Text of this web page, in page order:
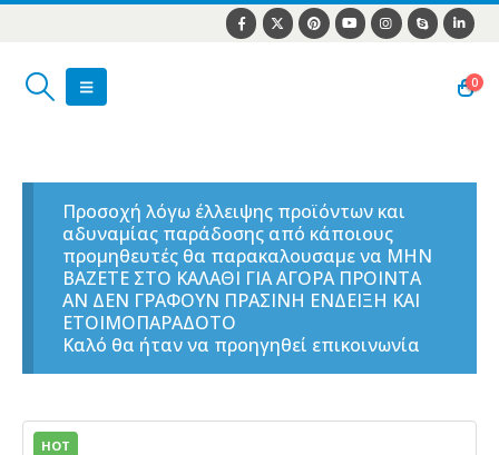
0
Προσοχή λόγω έλλειψης προϊόντων και
αδυναμίας παράδοσης από κάποιους
προμηθευτές θα παρακαλουσαμε να ΜΗΝ
ΒΑΖΕΤΕ ΣΤΟ ΚΑΛΑΘΙ ΓΙΑ ΑΓΟΡΑ ΠΡΟΙΝΤΑ
ΑΝ ΔΕΝ ΓΡΑΦΟΥΝ ΠΡΑΣΙΝΗ ΕΝΔΕΙΞΗ ΚΑΙ
ΕΤΟΙΜΟΠΑΡΑΔΟΤΟ
Καλό θα ήταν να προηγηθεί επικοινωνία
HOT